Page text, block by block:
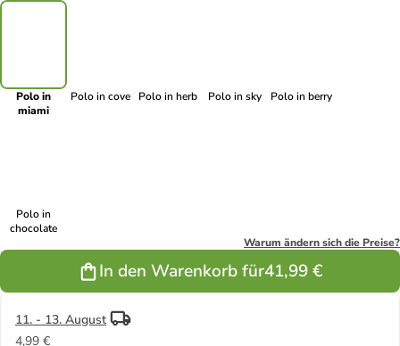
Polo in
miami
Polo in cove Polo in herb Polo in sky Polo in berry
Polo in
chocolate
Warum ändern sich die Preise?
In den Warenkorb für41,99 €
11. - 13. August
4,99 €